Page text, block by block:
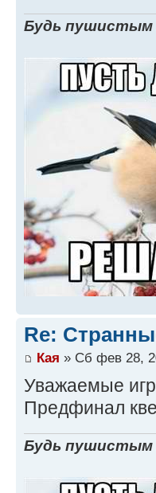
Будь пушистым
Re:
Кая » Сб фев 28,
Уважаемые
Предфинал
Будь пушистым